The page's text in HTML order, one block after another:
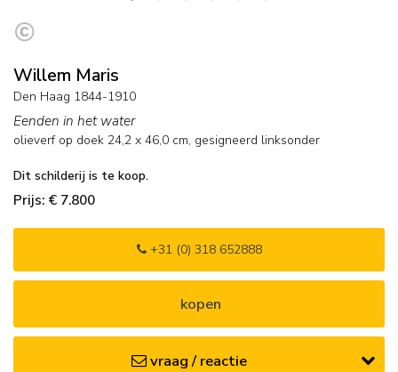
Willem Maris
Den Haag 1844-1910
Eenden in het water
olieverf op doek 24,2 x 46,0 cm, gesigneerd linksonder
Dit schilderij is te koop.
Prijs: € 7.800
+31 (0) 318 652888
kopen
vraag / reactie